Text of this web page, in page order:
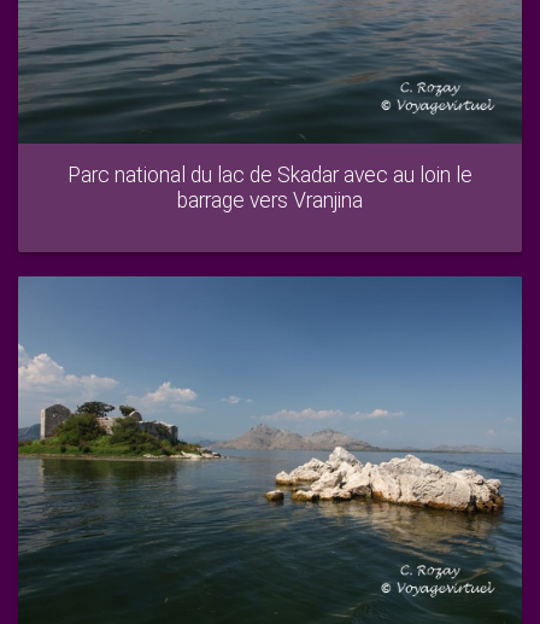
Parc national du lac de Skadar avec au loin le
barrage vers Vranjina